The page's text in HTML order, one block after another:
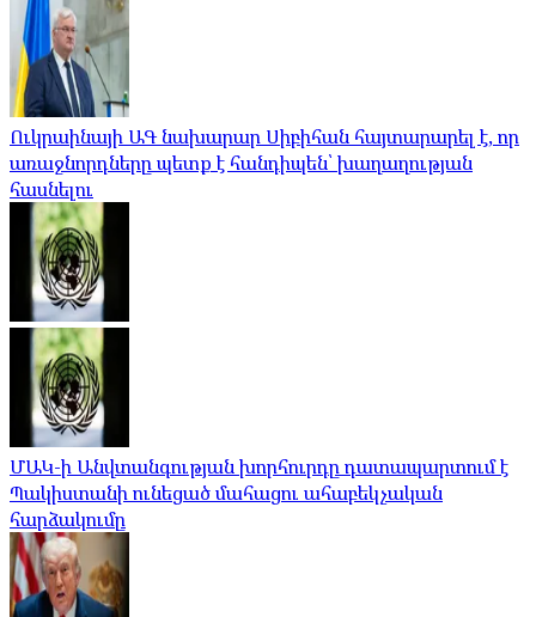
Ուկրաինայի ԱԳ նախարար Սիբիհան հայտարարել է, որ
առաջնորդները պետք է հանդիպեն՝ խաղաղության
հասնելու
ՄԱԿ-ի Անվտանգության խորհուրդը դատապարտում է
Պակիստանի ունեցած մահացու ահաբեկչական
հարձակումը